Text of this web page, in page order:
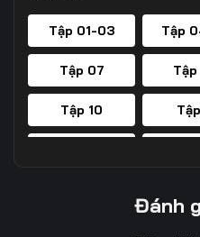
Tập 01-03 Tập
Tập 07
Tập 10
Đánh